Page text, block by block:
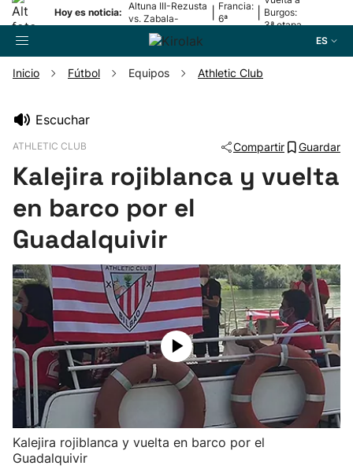
Hoy es noticia:
Altuna III-Rezusta
vs. Zabala-
Zabaleta
Francia:
6ª
Burgos:
3ª etapa
ES
Pelota
Remo
Baloncesto
Ciclismo
Herri-kirolak
Balonmano
Kirolak 360
Inicio Fútbol Equipos Athletic Club
Escuchar
ATHLETIC CLUB Compartir Guardar
Kalejira rojiblanca y vuelta
en barco por el
Guadalquivir
Kalejira rojiblanca y vuelta en barco por el
Guadalquivir